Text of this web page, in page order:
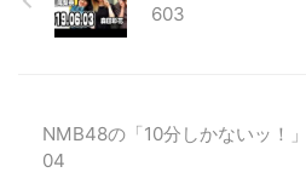
603
NMB48の「10分しかないッ
04